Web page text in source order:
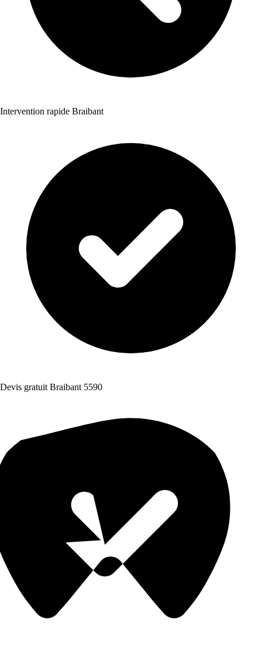
Intervention rapide Braibant
Devis gratuit Braibant 5590